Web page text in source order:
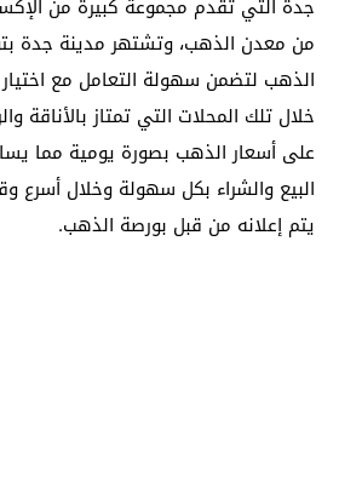
جدة التي تقدم مجموعة كبيرة من
من معدن الذهب، وتشتهر مدينة جدة
الذهب لتضمن سهولة التعامل مع
خلال تلك المحلات التي تمتاز بالأناقة
على أسعار الذهب بصورة يومية مما
البيع والشراء بكل سهولة وخلال أسرع
يتم إعلانه من قبل بورصة الذهب.